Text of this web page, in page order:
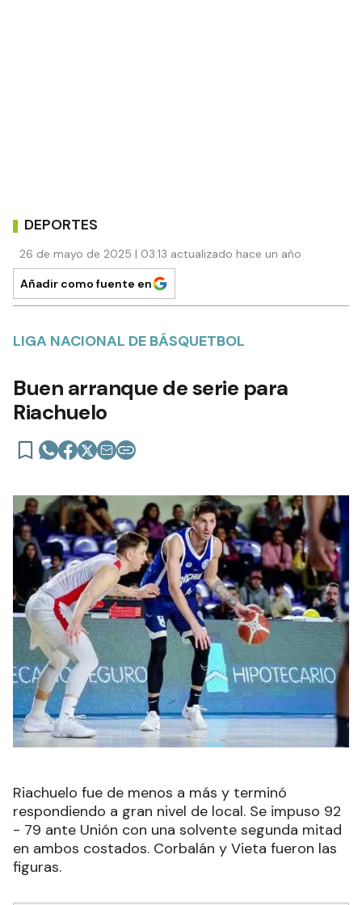
DEPORTES
26 de mayo de 2025 | 03:13 actualizado hace un año
Añadir como fuente en
LIGA NACIONAL DE BÁSQUETBOL
Buen arranque de serie para
Riachuelo
Riachuelo fue de menos a más y terminó
respondiendo a gran nivel de local. Se impuso 92
- 79 ante Unión con una solvente segunda mitad
en ambos costados. Corbalán y Vieta fueron las
figuras.